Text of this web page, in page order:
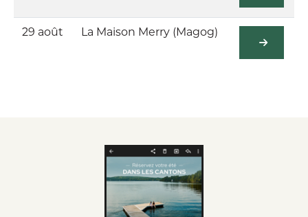
29 août La Maison Merry (Magog)